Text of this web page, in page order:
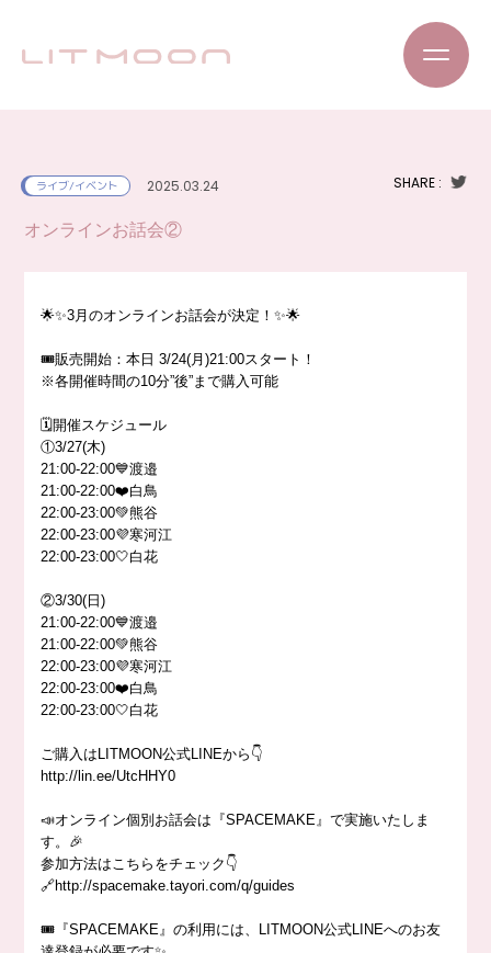
ライブ/イベント 2025.03.24 SHARE :
オンラインお話会②
🌟✨3月のオンラインお話会が決定！✨🌟
🎟販売開始：本日 3/24(月)21:00スタート！
※各開催時間の10分”後”まで購入可能
🗓開催スケジュール
①3/27(木)
21:00-22:00💙渡邉
21:00-22:00❤️白鳥
22:00-23:00💚熊谷
22:00-23:00💜寒河江
22:00-23:00🤍白花
②3/30(日)
21:00-22:00💙渡邉
21:00-22:00💚熊谷
22:00-23:00💜寒河江
22:00-23:00❤️白鳥
22:00-23:00🤍白花
ご購入はLITMOON公式LINEから👇
http://lin.ee/UtcHHY0
📣オンライン個別お話会は『SPACEMAKE』で実施いたしま
す。🎉
参加方法はこちらをチェック👇
🔗http://spacemake.tayori.com/q/guides
🎟『SPACEMAKE』の利用には、LITMOON公式LINEへのお友